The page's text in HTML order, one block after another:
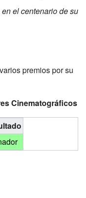
el centenario de su
premios por su
Cinematográficos